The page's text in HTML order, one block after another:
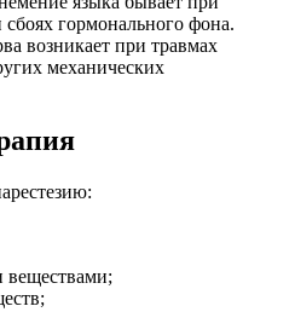
гормонального фона.
возникает при травмах
механических
веществами;